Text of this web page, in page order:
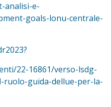
analisi-e-
goals-lonu-centrale-
22-16861/verso-lsdg-
ruolo-guida-dellue-per-la-